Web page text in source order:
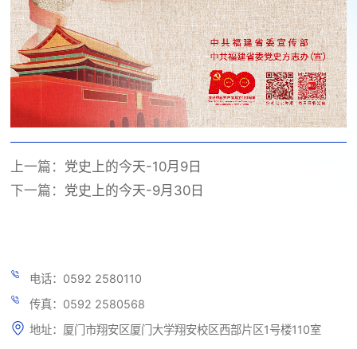
上一篇： 党史上的今天-10月9日
下一篇： 党史上的今天-9月30日
电话：0592 2580110
传真：0592 2580568
地址：厦门市翔安区厦门大学翔安校区西部片区1号楼110室